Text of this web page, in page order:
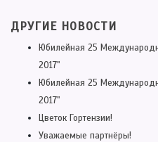
ДРУГИЕ НОВОСТИ
Юбилейная 25
2017"
Юбилейная 25
2017"
Цветок Гортензии!
Уважаемые партнёры!